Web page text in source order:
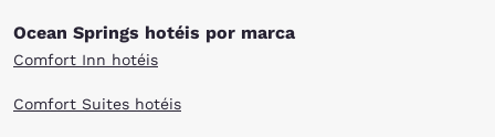
Ocean Springs hotéis por marca
Comfort Inn hotéis
Comfort Suites hotéis